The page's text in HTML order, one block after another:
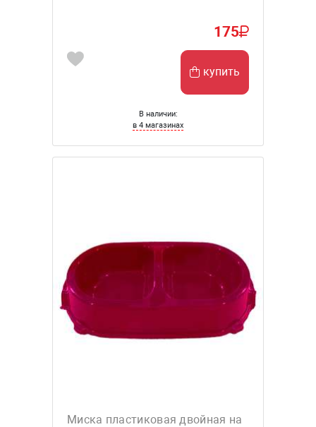
175
купить
В наличии:
в 4 магазинах
Миска пластиковая двойная на